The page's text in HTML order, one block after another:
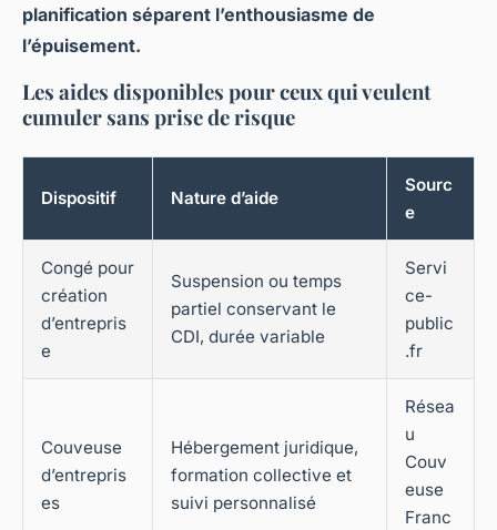
planification séparent l’enthousiasme de
l’épuisement.
Les aides disponibles pour ceux qui veulent
cumuler sans prise de risque
Dispositif Nature d’aide
Sourc
e
Congé pour
création
d’entrepris
e
Suspension ou temps
partiel conservant le
CDI, durée variable
Servi
ce-
public
.fr
Couveuse
d’entrepris
es
Hébergement juridique,
formation collective et
suivi personnalisé
Résea
u
Couv
euse
Franc